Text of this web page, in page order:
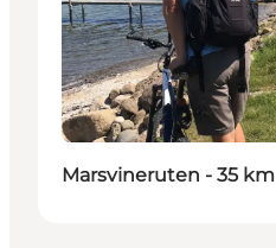
Marsvineruten - 35 km